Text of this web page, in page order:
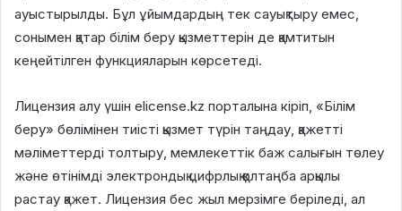
ауыстырылды. Бұл ұйымдардың тек сауықтыру емес,
сонымен қатар білім беру қызметтерін де қамтитын
кеңейтілген функцияларын көрсетеді.
Лицензия алу үшін elicense.kz порталына кіріп, «Білім
беру» бөлімінен тиісті қызмет түрін таңдау, қажетті
мәліметтерді толтыру, мемлекеттік баж салығын төлеу
және өтінімді электрондық цифрлық қолтаңба арқылы
растау қажет. Лицензия бес жыл мерзімге беріледі, ал